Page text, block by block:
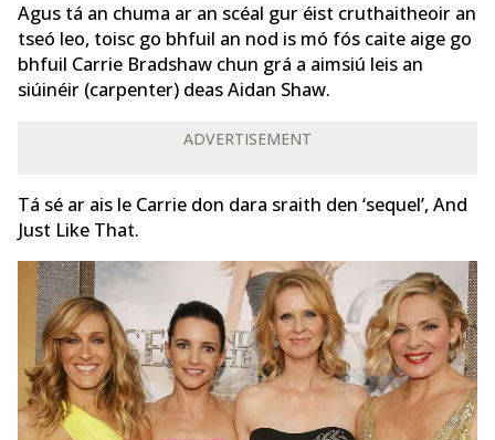
Agus tá an chuma ar an scéal gur éist cruthaitheoir an
tseó leo, toisc go bhfuil an nod is mó fós caite aige go
bhfuil Carrie Bradshaw chun grá a aimsiú leis an
siúinéir (carpenter) deas Aidan Shaw.
ADVERTISEMENT
Tá sé ar ais le Carrie don dara sraith den ‘sequel’, And
Just Like That.